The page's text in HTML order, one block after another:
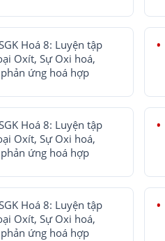
Hoá 8: Luyện tập
Oxít, Sự Oxi hoá,
ứng hoá hợp
Hoá 8: Luyện tập
Oxít, Sự Oxi hoá,
ứng hoá hợp
Hoá 8: Luyện tập
Oxít, Sự Oxi hoá,
ứng hoá hợp